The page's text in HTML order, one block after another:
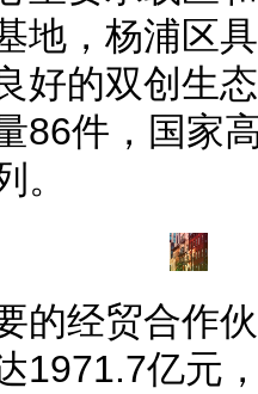
地，杨浦区
好的双创生
86件，国家
。
的经贸合作
1971.7亿元